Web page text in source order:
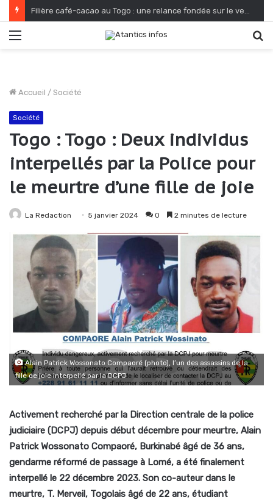
Filière café-cacao au Togo : une relance fondée sur le verdissement et la qualité
Accueil / Société
Société
Togo : Togo : Deux individus
interpellés par la Police pour
le meurtre d’une fille de joie
La Redaction 5 janvier 2024 0 2 minutes de lecture
Alain Patrick Wossonato Compaoré (photo), l’un des assassins de la
fille de joie interpellé par la DCPJ
Activement recherché par la Direction centrale de la police
judiciaire (DCPJ) depuis début décembre pour meurtre, Alain
Patrick Wossonato Compaoré, Burkinabé âgé de 36 ans,
gendarme réformé de passage à Lomé, a été finalement
interpellé le 22 décembre 2023. Son co-auteur dans le
meurtre, T. Merveil, Togolais âgé de 22 ans, étudiant